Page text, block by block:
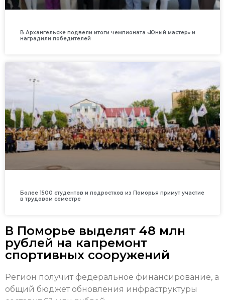
В Архангельске подвели итоги чемпионата «Юный мастер» и
наградили победителей
Более 1500 студентов и подростков из Поморья примут участие
в трудовом семестре
В Поморье выделят 48 млн
рублей на капремонт
спортивных сооружений
Регион получит федеральное финансирование, а
общий бюджет обновления инфраструктуры